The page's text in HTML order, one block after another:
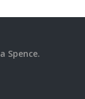
Spence.